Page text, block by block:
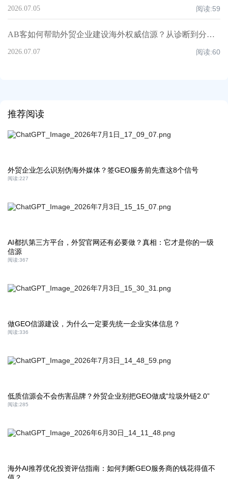
2026.07.05 阅读:59
AB客如何帮助外贸企业建设海外权威信源？从诊断到分发的保姆式实操拆解
2026.07.07 阅读:60
推荐阅读
外贸企业怎么识别伪海外媒体？签GEO服务前先查这8个信号
阅读:227
AI都扒第三方平台，外贸官网还有必要做？真相：它才是你的一级
信源
阅读:367
做GEO信源建设，为什么一定要先统一企业实体信息？
阅读:336
低质信源会不会伤害品牌？外贸企业别把GEO做成“垃圾外链2.0”
阅读:285
海外AI推荐优化投资评估指南：如何判断GEO服务商的钱花得值不